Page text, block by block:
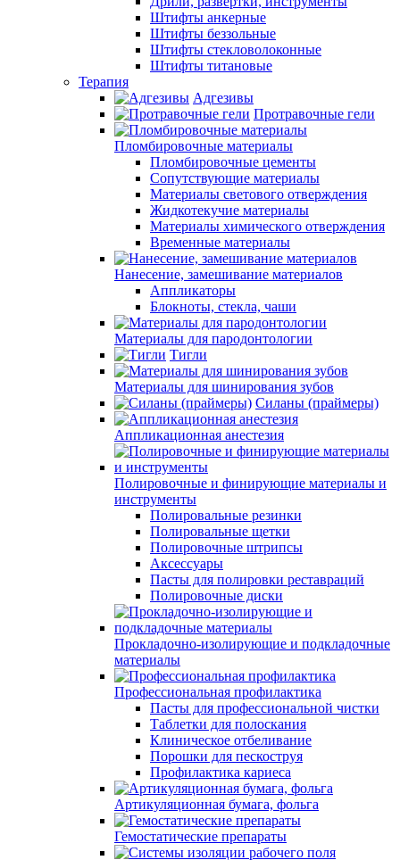
Штифты анкерные
Штифты беззольные
Штифты стекловолоконные
Штифты титановые
Терапия
Адгезивы
Протравочные гели
Пломбировочные материалы
Пломбировочные цементы
Сопутствующие материалы
Материалы светового отверждения
Жидкотекучие материалы
Материалы химического отверждения
Временные материалы
Нанесение, замешивание материалов
Аппликаторы
Блокноты, стекла, чаши
Материалы для пародонтологии
Тигли
Материалы для шинирования зубов
Силаны (праймеры)
Аппликационная анестезия
Полировочные и финирующие материалы и
инструменты
Полировальные резинки
Полировальные щетки
Полировочные штрипсы
Аксессуары
Пасты для полировки реставраций
Полировочные диски
Прокладочно-изолирующие и подкладочные
материалы
Профессиональная профилактика
Пасты для профессиональной чистки
Таблетки для полоскания
Клиническое отбеливание
Порошки для пескоструя
Профилактика кариеса
Артикуляционная бумага, фольга
Гемостатические препараты